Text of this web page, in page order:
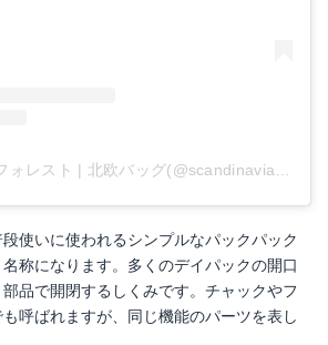
使いに使われるシンプルなパックパック
称になります。多くのデイパックの開口
品で開閉するしくみです。チャックやフ
呼ばれますが、同じ機能のパーツを表し